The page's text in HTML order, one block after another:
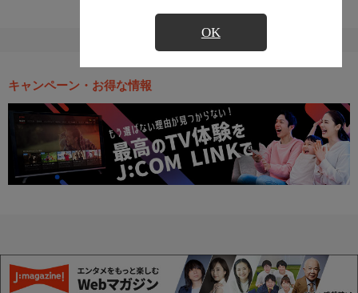
OK
キャンペーン・お得な情報